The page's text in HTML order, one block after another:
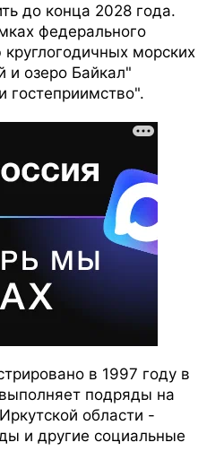
до конца 2028 года.
федерального
морских
и озеро Байкал"
гостеприимство".
в 1997 году в
подряды на
области -
и другие социальные